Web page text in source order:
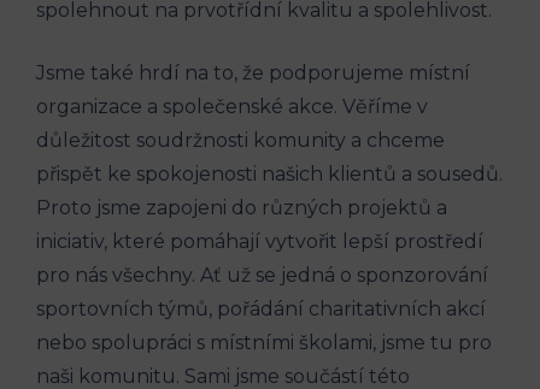
spolehnout na prvotřídní kvalitu a spolehlivost.
Jsme také hrdí na to, že podporujeme místní
organizace a společenské akce. Věříme v
důležitost soudržnosti komunity a chceme
přispět ke spokojenosti našich klientů a sousedů.
Proto jsme zapojeni do různých projektů a
iniciativ, které pomáhají vytvořit lepší prostředí
pro nás všechny. Ať už se jedná o sponzorování
sportovních týmů, pořádání charitativních akcí
nebo spolupráci s místními školami, jsme tu pro
naši komunitu. Sami jsme součástí této